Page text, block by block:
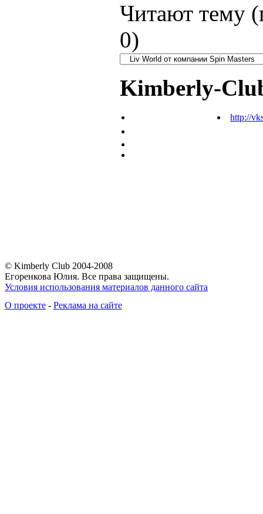
Читают тему
0)
Kimberly-
http://
© Kimberly Club 2004-2008
Егоренкова Юлия. Все права защищены.
Условия использования материалов данного сайта
О проекте - Реклама на сайте